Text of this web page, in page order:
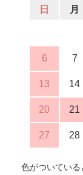
日 月
6 7
13 14
20 21
27 28
色がついている